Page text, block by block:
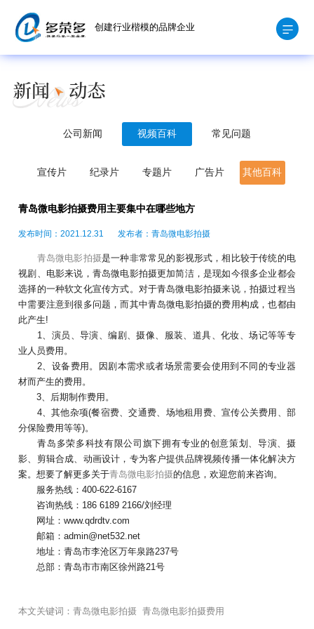
创建行业楷模的品牌企业
公司新闻 视频百科 常见问题
宣传片 纪录片 专题片 广告片 其他百科
青岛微电影拍摄费用主要集中在哪些地方
发布时间：2021.12.31 发布者：青岛微电影拍摄
青岛微电影拍摄是一种非常常见的影视形式，相比较于传统的电
视剧、电影来说，青岛微电影拍摄更加简洁，是现如今很多企业都会
选择的一种软文化宣传方式。对于青岛微电影拍摄来说，拍摄过程当
中需要注意到很多问题，而其中青岛微电影拍摄的费用构成，也都由
此产生!
1、演员、导演、编剧、摄像、服装、道具、化妆、场记等等专
业人员费用。
2、设备费用。因剧本需求或者场景需要会使用到不同的专业器
材而产生的费用。
3、后期制作费用。
4、其他杂项(餐宿费、交通费、场地租用费、宣传公关费用、部
分保险费用等等)。
青岛多荣多科技有限公司旗下拥有专业的创意策划、导演、摄
影、剪辑合成、动画设计，专为客户提供品牌视频传播一体化解决方
案。想要了解更多关于青岛微电影拍摄的信息，欢迎您前来咨询。
服务热线：400-622-6167
咨询热线：186 6189 2166/刘经理
网址：www.qdrdtv.com
邮箱：admin@net532.net
地址：青岛市李沧区万年泉路237号
总部：青岛市市南区徐州路21号
本文关键词：青岛微电影拍摄 青岛微电影拍摄费用